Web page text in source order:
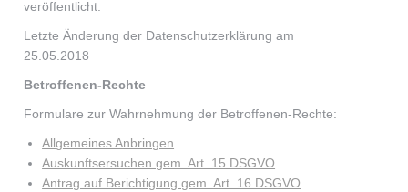
veröffentlicht.
Letzte Änderung der Datenschutzerklärung am
25.05.2018
Betroffenen-Rechte
Formulare zur Wahrnehmung der Betroffenen-Rechte:
Allgemeines Anbringen
Auskunftsersuchen gem. Art. 15 DSGVO
Antrag auf Berichtigung gem. Art. 16 DSGVO